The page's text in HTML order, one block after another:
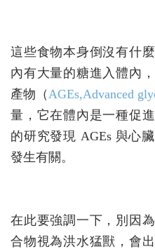
這些食物本身倒沒有什
內有大量的糖進入體內
產物（AGEs,Advanced
量，它在體內是一種促
的研究發現 AGEs 與心
發生有關。
在此要強調一下，別因
合物視為洪水猛獸，會